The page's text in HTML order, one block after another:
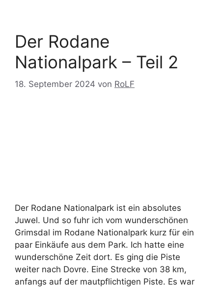
Der Rodane
Nationalpark – Teil 2
18. September 2024 von RoLF
Der Rodane Nationalpark ist ein absolutes
Juwel. Und so fuhr ich vom wunderschönen
Grimsdal im Rodane Nationalpark kurz für ein
paar Einkäufe aus dem Park. Ich hatte eine
wunderschöne Zeit dort. Es ging die Piste
weiter nach Dovre. Eine Strecke von 38 km,
anfangs auf der mautpflichtigen Piste. Es war